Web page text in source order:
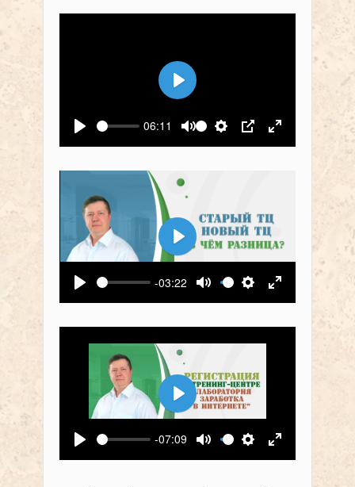
Воспроизвести
06:11
Выключить звук
Настройки
PIP На весь
Воспроизвести
Воспроизвести
-03:22
Выключить звук
Настройки
На весь
Воспроизвести
Воспроизвести
-07:09
Выключить звук
Настройки
На весь
Воспроизвести